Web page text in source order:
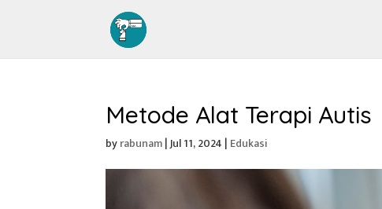
Metode Alat Terapi Autis
byrabunam|Jul 11, 2024 | Edukasi